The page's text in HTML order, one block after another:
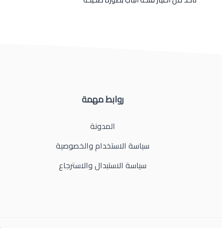
روابط مهمة
المدونة
سياسة الاستخدام والخصوصية
سياسة الاستبدال والاسترجاع